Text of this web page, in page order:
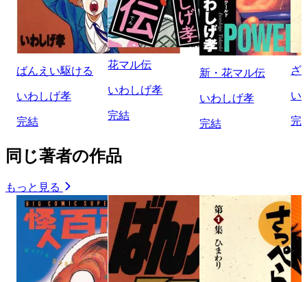
ばんえい駆ける
いわしげ孝
完結
花マル伝
いわしげ孝
完結
新・花マル伝
いわしげ孝
完結
ざ
い
完
同じ著者の作品
もっと見る